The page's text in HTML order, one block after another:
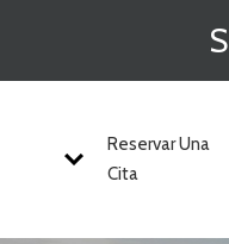
Reservar Una
Cita